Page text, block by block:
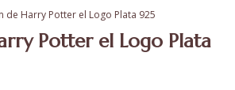
de Harry Potter el Logo Plata 925
Potter el Logo Plata